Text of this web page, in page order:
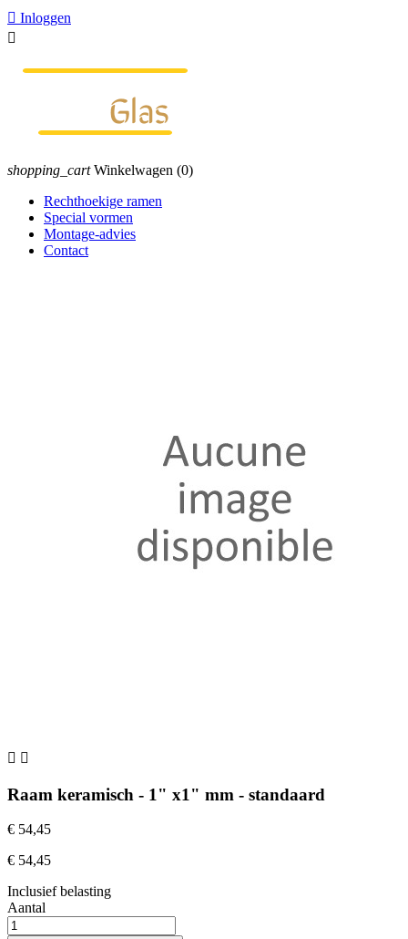
 Inloggen

shopping_cart Winkelwagen (0)
Rechthoekige ramen
Special vormen
Montage-advies
Contact
 
Raam keramisch - 1" x1" mm - standaard
€ 54,45
€ 54,45
Inclusief belasting
Aantal